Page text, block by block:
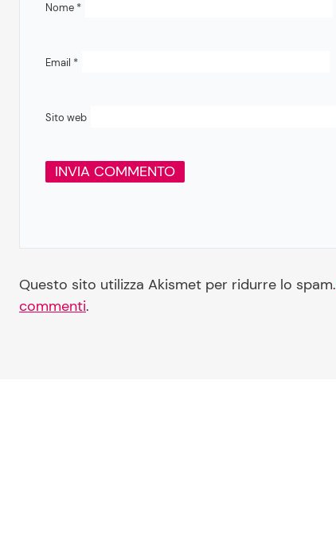
Nome *
Email *
Sito web
Questo sito utilizza Akismet per ridurre lo spam.
commenti.